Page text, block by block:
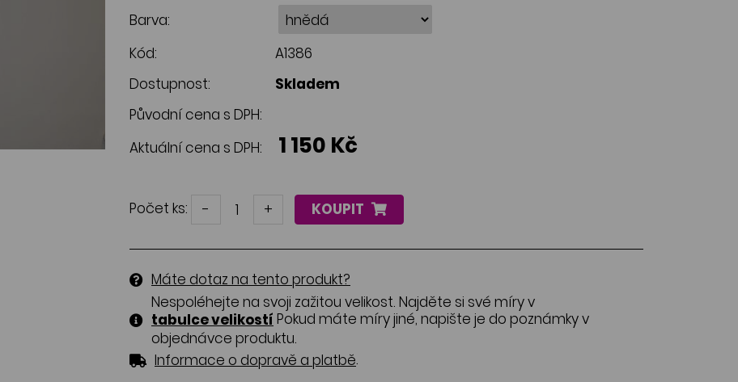
Barva:
Kód:
A1386
Dostupnost:
Skladem
Původní cena s DPH:
Aktuální cena s DPH:
1 150 Kč
Počet ks: - + KOUPIT
Máte dotaz na tento produkt?
Nespoléhejte na svoji zažitou velikost. Najděte si své míry v
tabulce velikostí Pokud máte míry jiné, napište je do poznámky v
objednávce produktu.
Informace o dopravě a platbě.